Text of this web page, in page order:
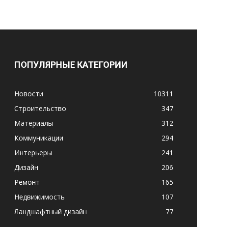
ПОПУЛЯРНЫЕ КАТЕГОРИИ
Новости
10311
Строительство
347
Материалы
312
Коммуникации
294
Интерьеры
241
Дизайн
206
Ремонт
165
Недвижимость
107
Ландшафтный дизайн
77